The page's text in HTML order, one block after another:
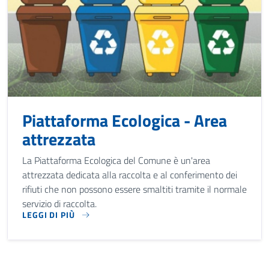
Piattaforma Ecologica - Area
attrezzata
La Piattaforma Ecologica del Comune è un'area
attrezzata dedicata alla raccolta e al conferimento dei
rifiuti che non possono essere smaltiti tramite il normale
servizio di raccolta.
LEGGI DI PIÙ
LA PIATTAFORMA ECOLOGICA DEL COMUNE È UN'AREA